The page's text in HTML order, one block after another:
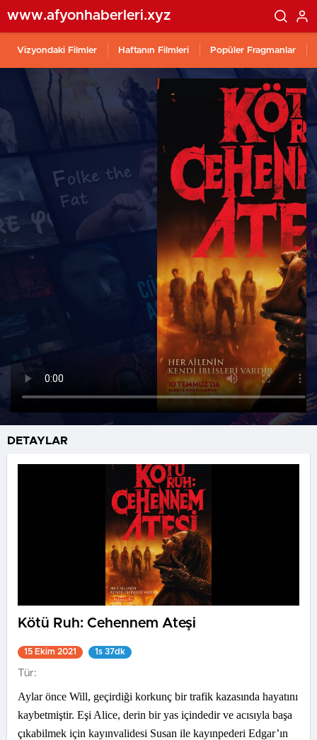
www.afyonhaberleri.xyz
Vizyondaki Filmler Haftanın Filmleri Popüler Fragmanlar
DETAYLAR
Kötü Ruh: Cehennem Ateşi
15 Ekim 2021 1s 37dk
Tür:
Aylar önce Will, geçirdiği korkunç bir trafik kazasında hayatını
kaybetmiştir. Eşi Alice, derin bir yas içindedir ve acısıyla başa
çıkabilmek için kayınvalidesi Susan ile kayınpederi Edgar’ın